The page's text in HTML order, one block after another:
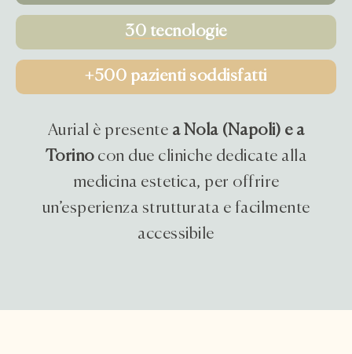
30 tecnologie
+500 pazienti soddisfatti
Aurial è presente a Nola (Napoli) e a
Torinocon due cliniche dedicate alla
medicina estetica, per offrire
un’esperienza strutturata e facilmente
accessibile